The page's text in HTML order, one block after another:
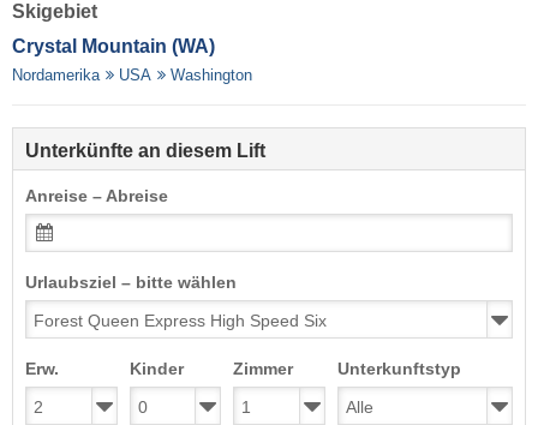
Skigebiet
Crystal Mountain (WA)
Nordamerika USA Washington
Unterkünfte an diesem Lift
Anreise – Abreise
Urlaubsziel – bitte wählen
Erw. Kinder Zimmer Unterkunftstyp